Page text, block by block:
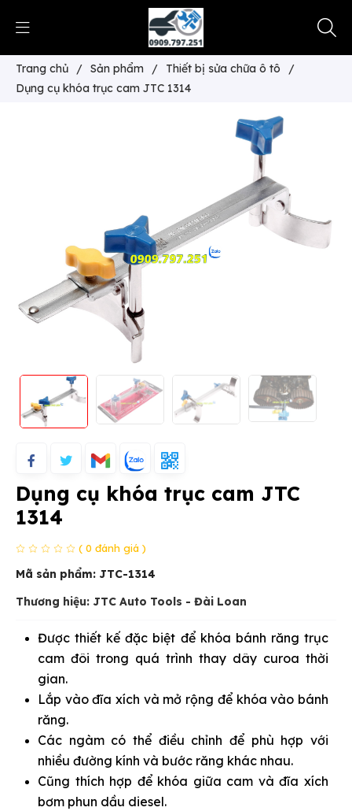
Trang chủ / Sản phẩm / Thiết bị sửa chữa ô tô
/
Dụng cụ khóa trục cam JTC 1314
Dụng cụ khóa trục cam JTC
1314
( 0 đánh giá )
Mã sản phẩm: JTC-1314
Thương hiệu: JTC Auto Tools - Đài Loan
Được thiết kế đặc biệt để khóa bánh răng trục
cam đôi trong quá trình thay dây curoa thời
gian.
Lắp vào đĩa xích và mở rộng để khóa vào bánh
răng.
Các ngàm có thể điều chỉnh để phù hợp với
nhiều đường kính và bước răng khác nhau.
Cũng thích hợp để khóa giữa cam và đĩa xích
bơm phun dầu diesel.